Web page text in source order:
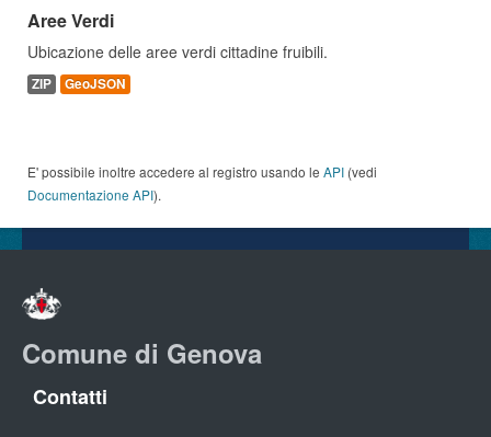
Aree Verdi
Ubicazione delle aree verdi cittadine fruibili.
ZIP GeoJSON
E' possibile inoltre accedere al registro usando le API (vedi
Documentazione API).
Comune di Genova
Contatti